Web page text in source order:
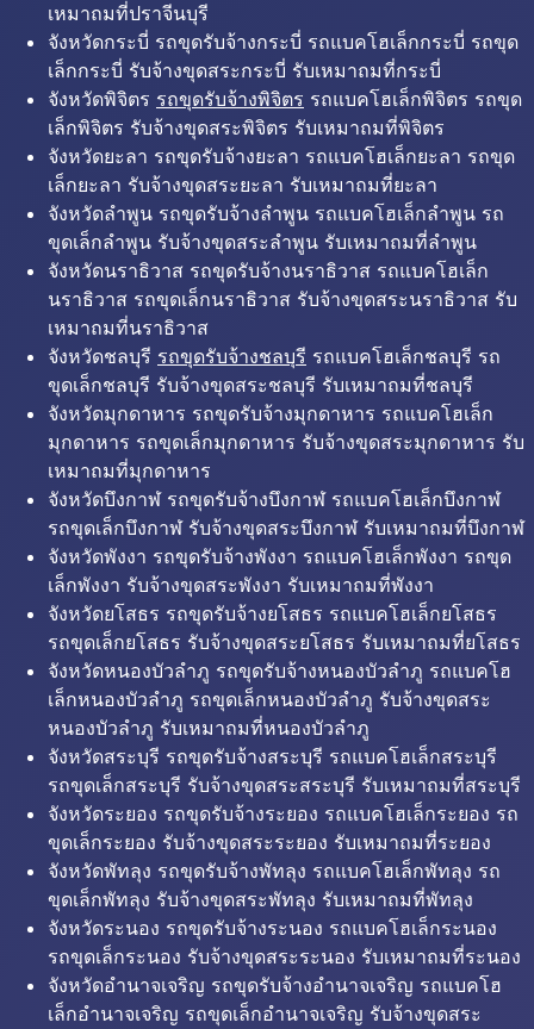
เหมาถมที่ปราจีนบุรี
จังหวัดกระบี่ รถขุดรับจ้างกระบี่ รถแบคโฮเล็กกระบี่ รถขุด
เล็กกระบี่ รับจ้างขุดสระกระบี่ รับเหมาถมที่กระบี่
จังหวัดพิจิตร รถขุดรับจ้างพิจิตร รถแบคโฮเล็กพิจิตร รถขุด
เล็กพิจิตร รับจ้างขุดสระพิจิตร รับเหมาถมที่พิจิตร
จังหวัดยะลา รถขุดรับจ้างยะลา รถแบคโฮเล็กยะลา รถขุด
เล็กยะลา รับจ้างขุดสระยะลา รับเหมาถมที่ยะลา
จังหวัดลำพูน รถขุดรับจ้างลำพูน รถแบคโฮเล็กลำพูน รถ
ขุดเล็กลำพูน รับจ้างขุดสระลำพูน รับเหมาถมที่ลำพูน
จังหวัดนราธิวาส รถขุดรับจ้างนราธิวาส รถแบคโฮเล็ก
นราธิวาส รถขุดเล็กนราธิวาส รับจ้างขุดสระนราธิวาส รับ
เหมาถมที่นราธิวาส
จังหวัดชลบุรี รถขุดรับจ้างชลบุรี รถแบคโฮเล็กชลบุรี รถ
ขุดเล็กชลบุรี รับจ้างขุดสระชลบุรี รับเหมาถมที่ชลบุรี
จังหวัดมุกดาหาร รถขุดรับจ้างมุกดาหาร รถแบคโฮเล็ก
มุกดาหาร รถขุดเล็กมุกดาหาร รับจ้างขุดสระมุกดาหาร รับ
เหมาถมที่มุกดาหาร
จังหวัดบึงกาฬ รถขุดรับจ้างบึงกาฬ รถแบคโฮเล็กบึงกาฬ
รถขุดเล็กบึงกาฬ รับจ้างขุดสระบึงกาฬ รับเหมาถมที่บึงกาฬ
จังหวัดพังงา รถขุดรับจ้างพังงา รถแบคโฮเล็กพังงา รถขุด
เล็กพังงา รับจ้างขุดสระพังงา รับเหมาถมที่พังงา
จังหวัดยโสธร รถขุดรับจ้างยโสธร รถแบคโฮเล็กยโสธร
รถขุดเล็กยโสธร รับจ้างขุดสระยโสธร รับเหมาถมที่ยโสธร
จังหวัดหนองบัวลำภู รถขุดรับจ้างหนองบัวลำภู รถแบคโฮ
เล็กหนองบัวลำภู รถขุดเล็กหนองบัวลำภู รับจ้างขุดสระ
หนองบัวลำภู รับเหมาถมที่หนองบัวลำภู
จังหวัดสระบุรี รถขุดรับจ้างสระบุรี รถแบคโฮเล็กสระบุรี
รถขุดเล็กสระบุรี รับจ้างขุดสระสระบุรี รับเหมาถมที่สระบุรี
จังหวัดระยอง รถขุดรับจ้างระยอง รถแบคโฮเล็กระยอง รถ
ขุดเล็กระยอง รับจ้างขุดสระระยอง รับเหมาถมที่ระยอง
จังหวัดพัทลุง รถขุดรับจ้างพัทลุง รถแบคโฮเล็กพัทลุง รถ
ขุดเล็กพัทลุง รับจ้างขุดสระพัทลุง รับเหมาถมที่พัทลุง
จังหวัดระนอง รถขุดรับจ้างระนอง รถแบคโฮเล็กระนอง
รถขุดเล็กระนอง รับจ้างขุดสระระนอง รับเหมาถมที่ระนอง
จังหวัดอำนาจเจริญ รถขุดรับจ้างอำนาจเจริญ รถแบคโฮ
เล็กอำนาจเจริญ รถขุดเล็กอำนาจเจริญ รับจ้างขุดสระ